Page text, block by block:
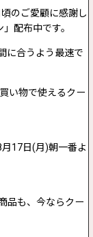
のご愛顧に感謝し
配布中です。
に合うよう最速で
い物で使えるクー
17日(月)朝一番よ
品も、今ならクー